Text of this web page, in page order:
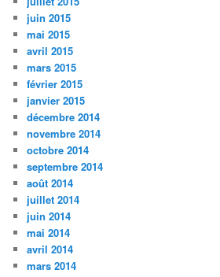
juin 2015
mai 2015
avril 2015
mars 2015
février 2015
janvier 2015
décembre 2014
novembre 2014
octobre 2014
septembre 2014
août 2014
juillet 2014
juin 2014
mai 2014
avril 2014
mars 2014